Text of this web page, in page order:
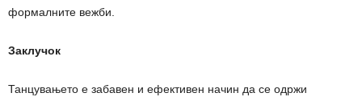
формалните вежби.
Заклучок
Танцувањето е забавен и ефективен начин да се одржи